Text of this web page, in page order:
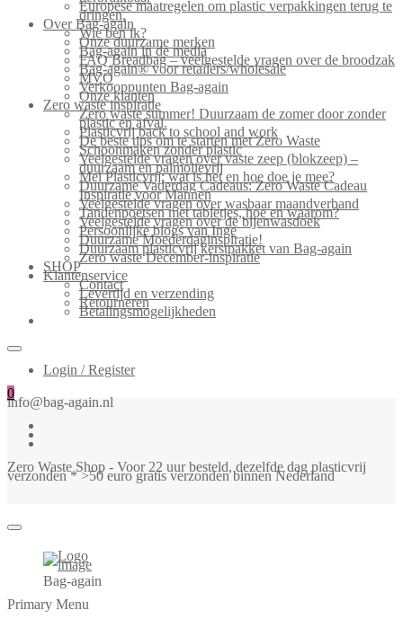
Europese maatregelen om plastic verpakkingen terug te
dringen.
Over Bag-again
Wie ben ik?
Onze duurzame merken
Bag-again in de media
FAQ Breadbag – veelgestelde vragen over de broodzak
Bag-again® voor retailers/wholesale
MVO
Verkooppunten Bag-again
Onze klanten
Zero waste inspiratie
Zero waste summer! Duurzaam de zomer door zonder
plastic en afval.
Plasticvrij back to school and work
De beste tips om te starten met Zero Waste
Schoonmaken zonder plastic
Veelgestelde vragen over vaste zeep (blokzeep) –
duurzaam en palmolievrij
Mei Plasticvrij: wat is het en hoe doe je mee?
Duurzame Vaderdag Cadeaus: Zero Waste Cadeau
Inspiratie voor Mannen
Veelgestelde vragen over wasbaar maandverband
Tandenpoetsen met tabletjes, hoe en waarom?
Veelgestelde vragen over de bijenwasdoek
Persoonlijke blogs van Inge
Duurzame Moederdaginspiratie!
Duurzaam plasticvrij kerstpakket van Bag-again
Zero waste December-inspiratie
SHOP
Klantenservice
Contact
Levertijd en verzending
Retourneren
Betalingsmogelijkheden
Login / Register
0
info@bag-again.nl
Zero Waste Shop - Voor 22 uur besteld, dezelfde dag plasticvrij
verzonden * >50 euro gratis verzonden binnen Nederland
Bag-again
Primary Menu